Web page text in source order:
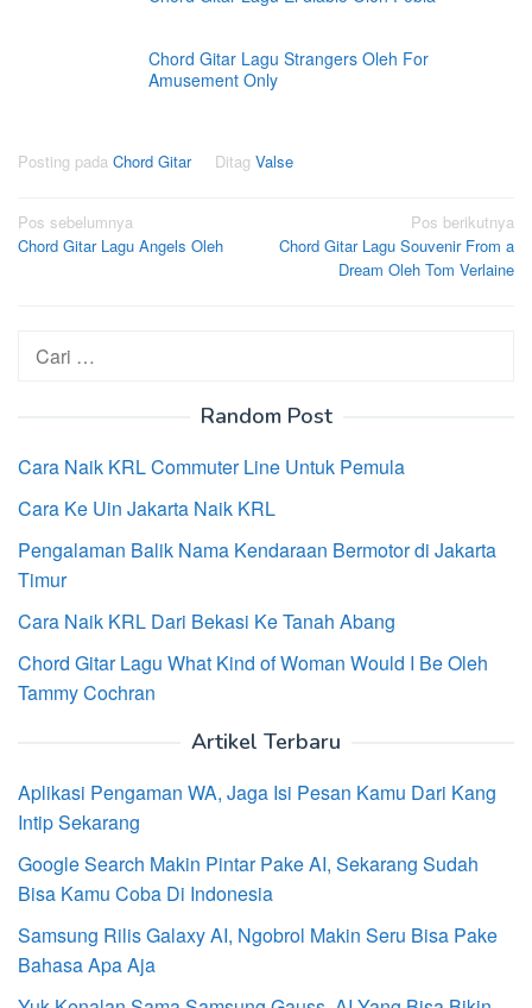
Chord Gitar Lagu Strangers Oleh For
Amusement Only
Posting pada Chord Gitar Ditag Valse
Navigasi
pos
Pos sebelumnya
Chord Gitar Lagu Angels Oleh
Pos berikutnya
Chord Gitar Lagu Souvenir From a
Dream Oleh Tom Verlaine
Cari
untuk:
Random Post
Cara Naik KRL Commuter Line Untuk Pemula
Cara Ke Uin Jakarta Naik KRL
Pengalaman Balik Nama Kendaraan Bermotor di Jakarta
Timur
Cara Naik KRL Dari Bekasi Ke Tanah Abang
Chord Gitar Lagu What Kind of Woman Would I Be Oleh
Tammy Cochran
Artikel Terbaru
Aplikasi Pengaman WA, Jaga Isi Pesan Kamu Dari Kang
Intip Sekarang
Google Search Makin Pintar Pake AI, Sekarang Sudah
Bisa Kamu Coba Di Indonesia
Samsung Rilis Galaxy AI, Ngobrol Makin Seru Bisa Pake
Bahasa Apa Aja